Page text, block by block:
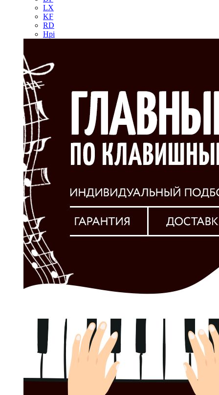
LX
KF
RD
Hpi